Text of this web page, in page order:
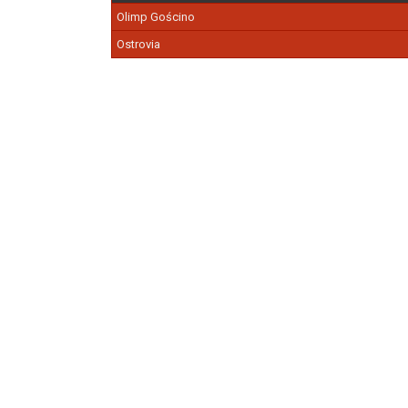
Olimp Gościno
Ostrovia